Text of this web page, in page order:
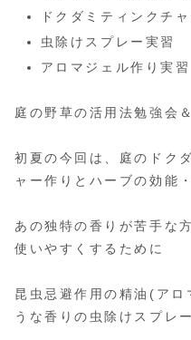
ドクダミティンクチ
虫除けスプレー実習
アロマジェル作り実習
庭の野草の活用法勉強会
初夏の今回は、庭のドク
ャー作りとハーブの効能
あの独特の香りが苦手な
使いやすくするために
昆虫忌避作用の精油(アロ
うな香りの虫除けスプレ